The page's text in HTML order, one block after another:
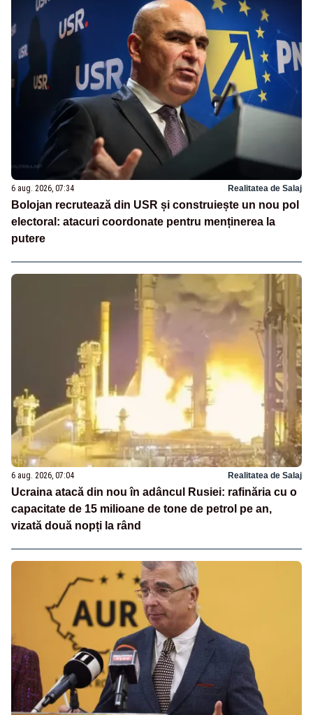
6 aug. 2026, 07:34 Realitatea de Salaj
Bolojan recrutează din USR și construiește un nou pol
electoral: atacuri coordonate pentru menținerea la
putere
6 aug. 2026, 07:04 Realitatea de Salaj
Ucraina atacă din nou în adâncul Rusiei: rafinăria cu o
capacitate de 15 milioane de tone de petrol pe an,
vizată două nopți la rând